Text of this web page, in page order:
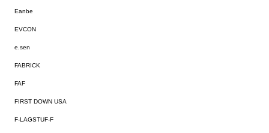
Eanbe
EVCON
e.sen
FABRICK
FAF
FIRST DOWN USA
F-LAGSTUF-F